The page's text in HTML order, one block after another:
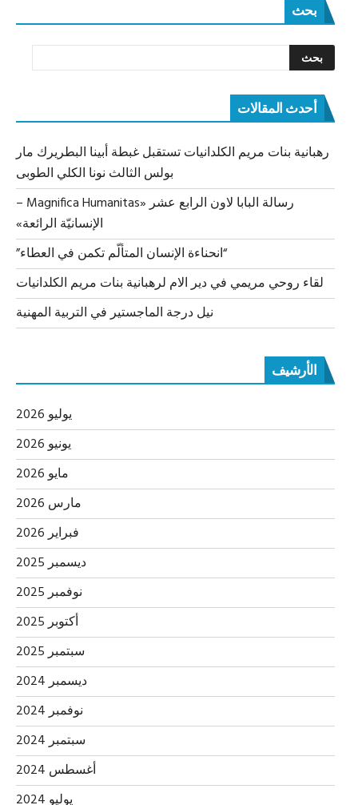
بحث
أحدث المقالات
رهبانية بنات مريم الكلدانيات تستقبل غبطة أبينا البطريرك مار
بولس الثالث نونا الكلي الطوبى
رسالة البابا لاون الرابع عشر «Magnifica Humanitas –
الإنسانيّة الرائعة»
“انحناءة الإنسان المتألّم تكمن في العطاء”
لقاء روحي مريمي في دير الام لرهبانية بنات مريم الكلدانيات
نيل درجة الماجستير في التربية المهنية
الأرشيف
يوليو 2026
يونيو 2026
مايو 2026
مارس 2026
فبراير 2026
ديسمبر 2025
نوفمبر 2025
أكتوبر 2025
سبتمبر 2025
ديسمبر 2024
نوفمبر 2024
سبتمبر 2024
أغسطس 2024
يوليو 2024